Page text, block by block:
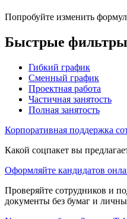
Попробуйте изменить
Быстрые фильтры
Гибкий график
Сменный график
Проектная работа
Частичная занятость
Полная занятость
Корпоративная поддержка
Какой соцпакет вы
Оформляйте кандидатов
Проверяйте сотрудников и
документы без бумаг и